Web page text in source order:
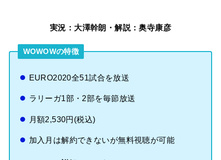
実況：大澤幹朗・解説：奥寺康彦
WOWOWの特徴
EURO2020全51試合を放送
ラリーガ1部・2部を毎節放送
月額2,530円(税込)
加入月は解約できないが無料視聴が可能